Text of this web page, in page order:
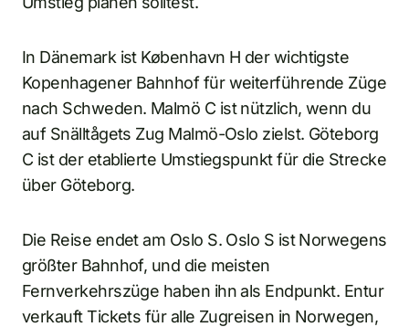
In Dänemark ist København H der wichtigste
Kopenhagener Bahnhof für weiterführende Züge
nach Schweden. Malmö C ist nützlich, wenn du
auf Snälltågets Zug Malmö-Oslo zielst. Göteborg
C ist der etablierte Umstiegspunkt für die Strecke
über Göteborg.
Die Reise endet am Oslo S. Oslo S ist Norwegens
größter Bahnhof, und die meisten
Fernverkehrszüge haben ihn als Endpunkt. Entur
verkauft Tickets für alle Zugreisen in Norwegen,